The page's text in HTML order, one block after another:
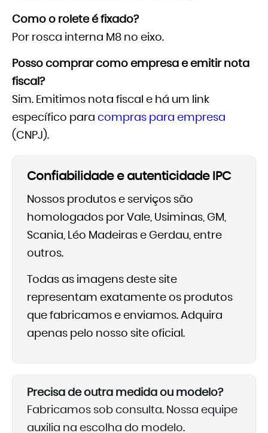
Como o rolete é fixado?
Por rosca interna M8 no eixo.
Posso comprar como empresa e emitir nota
fiscal?
Sim. Emitimos nota fiscal e há um link
específico para compras para empresa
(CNPJ).
Confiabilidade e autenticidade IPC
Nossos produtos e serviços são
homologados por Vale, Usiminas, GM,
Scania, Léo Madeiras e Gerdau, entre
outros.
Todas as imagens deste site
representam exatamente os produtos
que fabricamos e enviamos. Adquira
apenas pelo nosso site oficial.
Precisa de outra medida ou modelo?
Fabricamos sob consulta. Nossa equipe
auxilia na escolha do modelo.